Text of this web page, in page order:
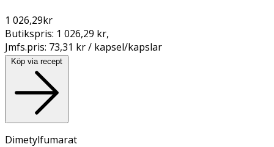
1 026,29kr
Butikspris: 1 026,29 kr,
Jmfs.pris: 73,31 kr / kapsel/kapslar
Köp via recept
Dimetylfumarat